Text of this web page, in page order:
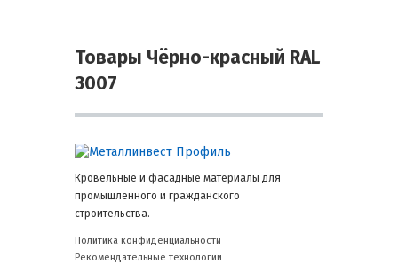
Товары Чёрно-красный RAL
3007
Кровельные и фасадные материалы для
промышленного и гражданского
строительства.
Политика конфиденциальности
Рекомендательные технологии